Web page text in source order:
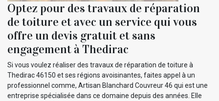
Optez pour des travaux de réparation
de toiture et avec un service qui vous
offre un devis gratuit et sans
engagement à Thedirac
Si vous voulez réaliser des travaux de réparation de toiture à
Thedirac 46150 et ses régions avoisinantes, faites appel à un
professionnel comme, Artisan Blanchard Couvreur 46 qui est une
entreprise spécialisée dans ce domaine depuis des années. Elle